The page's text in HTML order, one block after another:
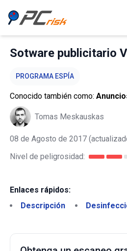
Sotware publicitario
PROGRAMA ESPÍA
Conocido también como:
Tomas Meskauskas
08 de Agosto de 2017
Nivel de peligrosidad:
Enlaces rápidos:
Descripción